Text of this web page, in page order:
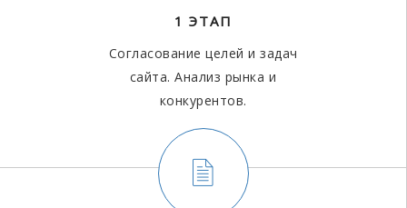
1 ЭТАП
Согласование целей и задач
сайта. Анализ рынка и
конкурентов.